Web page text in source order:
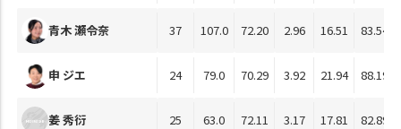
青木 瀬令奈 37 107.0 72.20 2.96 16.51 83.54
申 ジエ 24 79.0 70.29 3.92 21.94 88.19
姜 秀衍 25 63.0 72.11 3.17 17.81 82.89